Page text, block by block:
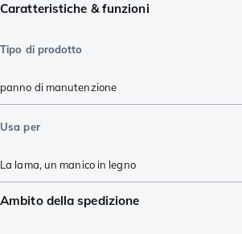
Caratteristiche & funzioni
Tipo di prodotto
panno di manutenzione
Usa per
La lama, un manico in legno
Ambito della spedizione